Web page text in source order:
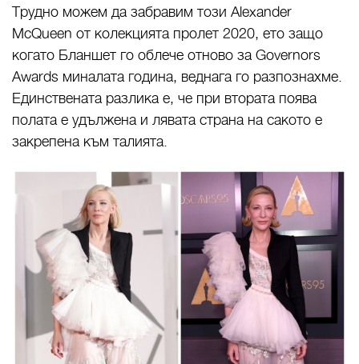
Трудно можем да забравим този Alexander
McQueen от колекцията пролет 2020, ето защо
когато Бланшет го облече отново за Governors
Awards миналата година, веднага го разпознахме.
Единствената разлика е, че при втората поява
полата е удължена и лявата страна на сакото е
закрепена към талията.